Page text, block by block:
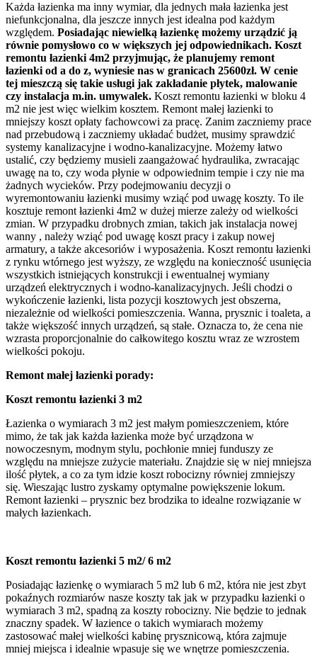
Każda łazienka ma inny wymiar, dla jednych mała łazienka jest
niefunkcjonalna, dla jeszcze innych jest idealna pod każdym
względem. Posiadając niewielką łazienkę możemy urządzić ją
równie pomysłowo co w większych jej odpowiednikach. Koszt
remontu łazienki 4m2 przyjmując, że planujemy remont
łazienki od a do z, wyniesie nas w granicach 25600zł. W cenie
tej mieszczą się takie usługi jak zakładanie płytek, malowanie
czy instalacja m.in. umywalek. Koszt remontu łazienki w bloku 4
m2 nie jest więc wielkim kosztem. Remont małej łazienki to
mniejszy koszt opłaty fachowcowi za pracę. Zanim zaczniemy prace
nad przebudową i zaczniemy układać budżet, musimy sprawdzić
systemy kanalizacyjne i wodno-kanalizacyjne. Możemy łatwo
ustalić, czy będziemy musieli zaangażować hydraulika, zwracając
uwagę na to, czy woda płynie w odpowiednim tempie i czy nie ma
żadnych wycieków. Przy podejmowaniu decyzji o
wyremontowaniu łazienki musimy wziąć pod uwagę koszty. To ile
kosztuje remont łazienki 4m2 w dużej mierze zależy od wielkości
zmian. W przypadku drobnych zmian, takich jak instalacja nowej
wanny , należy wziąć pod uwagę koszt pracy i zakup nowej
armatury, a także akcesoriów i wyposażenia. Koszt remontu łazienki
z rynku wtórnego jest wyższy, ze względu na konieczność usunięcia
wszystkich istniejących konstrukcji i ewentualnej wymiany
urządzeń elektrycznych i wodno-kanalizacyjnych. Jeśli chodzi o
wykończenie łazienki, lista pozycji kosztowych jest obszerna,
niezależnie od wielkości pomieszczenia. Wanna, prysznic i toaleta, a
także większość innych urządzeń, są stałe. Oznacza to, że cena nie
wzrasta proporcjonalnie do całkowitego kosztu wraz ze wzrostem
wielkości pokoju.
Remont małej łazienki porady:
Koszt remontu łazienki 3 m2
Łazienka o wymiarach 3 m2 jest małym pomieszczeniem, które
mimo, że tak jak każda łazienka może być urządzona w
nowoczesnym, modnym stylu, pochłonie mniej funduszy ze
względu na mniejsze zużycie materiału. Znajdzie się w niej mniejsza
ilość płytek, a co za tym idzie koszt robocizny równiej zmniejszy
się. Wieszając lustro zyskamy optymalne powiększenie lokum.
Remont łazienki – prysznic bez brodzika to idealne rozwiązanie w
małych łazienkach.
Koszt remontu łazienki 5 m2/ 6 m2
Posiadając łazienkę o wymiarach 5 m2 lub 6 m2, która nie jest zbyt
pokaźnych rozmiarów nasze koszty tak jak w przypadku łazienki o
wymiarach 3 m2, spadną za koszty robocizny. Nie będzie to jednak
znaczny spadek. W łazience o takich wymiarach możemy
zastosować małej wielkości kabinę prysznicową, która zajmuje
mniej miejsca i idealnie wpasuje się we wnętrze pomieszczenia.